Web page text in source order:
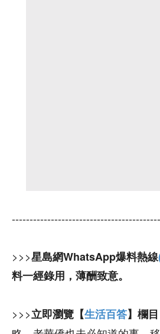
>>>星島網WhatsApp爆料熱線
料一經錄用，薄酬致意。
>>>立即瀏覽【生活百答】欄目